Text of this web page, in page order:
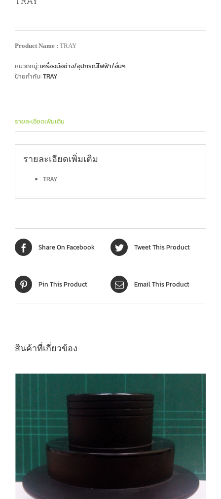
Product Name : TRAY
หมวดหมู่:เครื่องมือช่าง/อุปกรณ์ไฟฟ้า/อื่นๆ
ป้ายกำกับ:TRAY
รายละเอียดเพิ่มเติม
รายละเอียดเพิ่มเติม
TRAY
Share On Facebook Tweet This Product
Pin This Product Email This Product
สินค้าที่เกี่ยวข้อง